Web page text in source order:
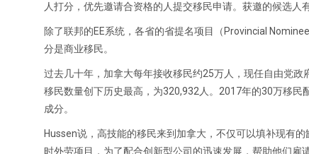
人打分，优先邀请合资格的人提交移民申请。获邀的候选人
除了联邦的EE系统，各省的省提名项目（Provincial
分是商业移民。
过去几十年，加拿大每年接收移民约25万人，现任自由党
移民数量创下历史最高，为320,932人。2017年的30万移
成分。
Hussen说，高技能的移民来到加拿大，不仅可以填补现有
时外劳项目，为了配合创新型公司的迅速发展，帮助他们雇